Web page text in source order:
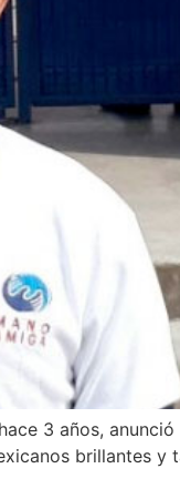
3 años,
brillantes